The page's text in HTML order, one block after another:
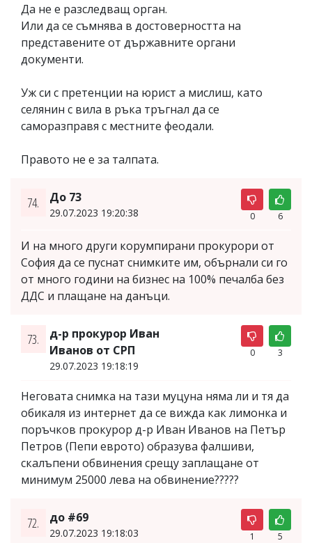
Да не е разследващ орган.
Или да се съмнява в достоверността на
представените от държавните органи
документи.
Уж си с претенции на юрист а мислиш, като
селянин с вила в ръка тръгнал да се
саморазправя с местните феодали.
Правото не е за талпата.
74. До 73
29.07.2023 19:20:38 0 6
И на много други корумпирани прокурори от
София да се пуснат снимките им, обърнали си го
от много години на бизнес на 100% печалба без
ДДС и плащане на данъци.
73.
д-р прокурор Иван
Иванов от СРП
29.07.2023 19:18:19
0 3
Неговата снимка на тази муцуна няма ли и тя да
обикаля из интернет да се вижда как лимонка и
поръчков прокурор д-р Иван Иванов на Петър
Петров (Пепи еврото) образува фалшиви,
скалъпени обвинения срещу заплащане от
минимум 25000 лева на обвинение?????
72. до #69
29.07.2023 19:18:03 1 5